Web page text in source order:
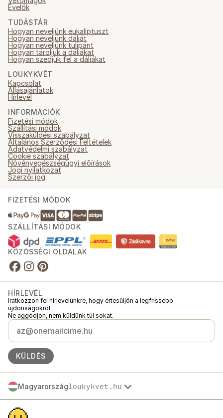
Évelők
TUDÁSTÁR
Hogyan neveljünk eukaliptuszt
Hogyan neveljünk dáliát
Hogyan neveljünk tulipánt
Hogyan tároljuk a dáliákat
Hogyan szedjük fel a dáliákat
LOUKYKVĚT
Kapcsolat
Állásajánlatok
Hírlevél
INFORMÁCIÓK
Fizetési módok
Szállítási módok
Visszaküldési szabályzat
Általános Szerződési Feltételek
Adatvédelmi szabályzat
Cookie szabályzat
Növényegészségügyi előírások
Jogi nyilatkozat
Szerzői jog
FIZETÉSI MÓDOK
SZÁLLÍTÁSI MÓDOK
KÖZÖSSÉGI OLDALAK
HÍRLEVÉL
Iratkozzon fel hírlevelünkre, hogy értesüljön a legfrissebb
újdonságokról.
Ne aggódjon, nem küldünk túl sokat.
KÜLDÉS
Magyarországloukykvet.hu
Česko
Slovensko
A Loukykvět s.r.o. a Prágai Városi Bíróság által vezetett cégjegyzékbe C